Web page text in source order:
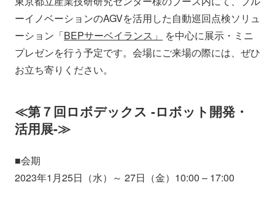
ーイノベーションのAGVを活用した自動巡回点検ソリュ
ーション「BEPサーベイランス」
を中心に展示・ミニ
プレゼンを行う予定です。会場にご来場の際には、ぜひ
お立ち寄りください。
≪第７回ロボデックス -ロボット開発・
活用展-≫
■会期
2023年1月25日（水）～ 27日（金）10:00 – 17:00